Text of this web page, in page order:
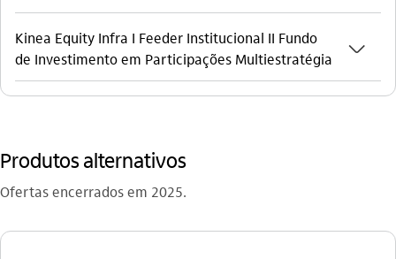
Kinea Equity Infra I Feeder Institucional II Fundo
de Investimento em Participações Multiestratégia
seta_baixo
Produtos alternativos
Ofertas encerrados em 2025.